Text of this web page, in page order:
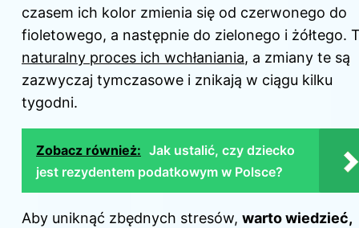
czasem ich kolor zmienia się od czerwonego do
fioletowego, a następnie do zielonego i żółtego.
naturalny proces ich wchłaniania, a zmiany te są
zazwyczaj tymczasowe i znikają w ciągu kilku
tygodni.
Zobacz również: Jak ustalić, czy dziecko
jest rezydentem podatkowym w Polsce?
Aby uniknąć zbędnych stresów, warto wiedzieć,